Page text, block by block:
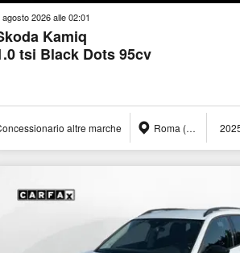
agosto 2026 alle 02:01
Kamiq
tsi Black Dots 95cv
altre marche Roma (RM)